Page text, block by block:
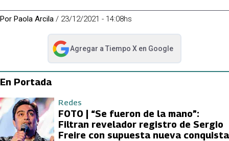
Por Paola Arcila / 23/12/2021 - 14:08hs
Agregar a Tiempo Xen Google
abre en nueva pestaña
En Portada
Redes
FOTO | “Se fueron de la mano”:
Filtran revelador registro de Sergio
Freire con supuesta nueva conquista